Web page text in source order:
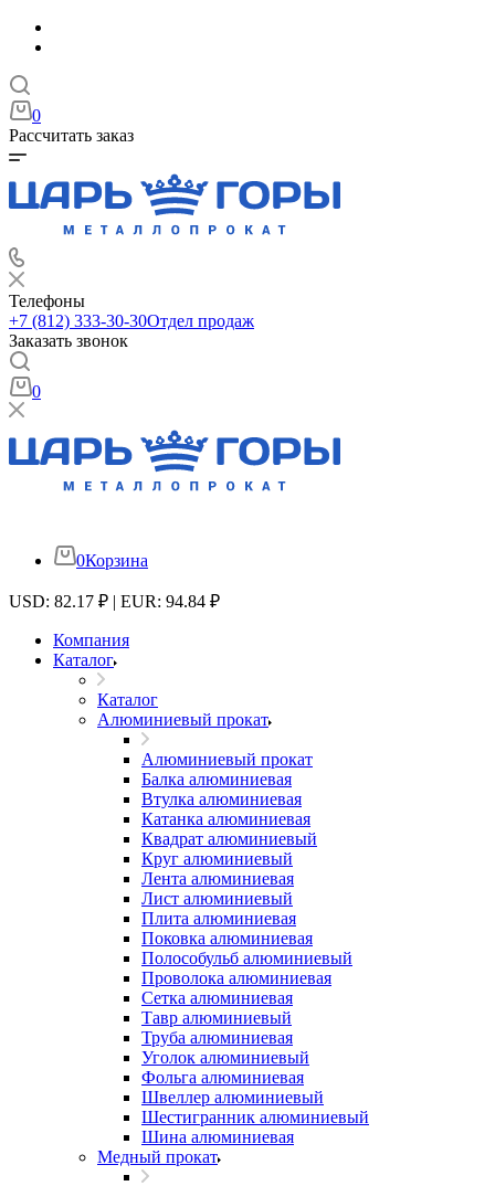
0
Рассчитать заказ
Телефоны
+7 (812) 333-30-30Отдел продаж
Заказать звонок
0
0Корзина
USD: 82.17 ₽ | EUR: 94.84 ₽
Компания
Каталог
Каталог
Алюминиевый прокат
Алюминиевый прокат
Балка алюминиевая
Втулка алюминиевая
Катанка алюминиевая
Квадрат алюминиевый
Круг алюминиевый
Лента алюминиевая
Лист алюминиевый
Плита алюминиевая
Поковка алюминиевая
Полособульб алюминиевый
Проволока алюминиевая
Сетка алюминиевая
Тавр алюминиевый
Труба алюминиевая
Уголок алюминиевый
Фольга алюминиевая
Швеллер алюминиевый
Шестигранник алюминиевый
Шина алюминиевая
Медный прокат